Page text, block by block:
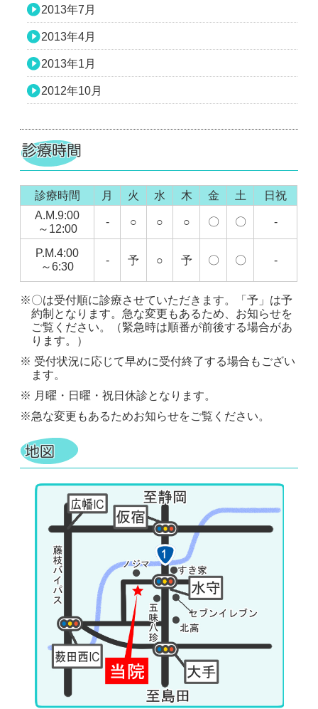
2013年7月
2013年4月
2013年1月
2012年10月
診療時間 月 火 水 木 金 土
日祝
A.M.9:00
～12:00
- ○ ○ ○ 〇 〇 -
P.M.4:00
～6:30
- 予 ○ 予 〇 〇 -
※〇は受付順に診療させていただきます。「予」は予
約制となります。急な変更もあるため、お知らせを
ご覧ください。（緊急時は順番が前後する場合があ
ります。）
※ 受付状況に応じて早めに受付終了する場合もござい
ます。
※ 月曜・日曜・祝日休診となります。
※急な変更もあるためお知らせをご覧ください。